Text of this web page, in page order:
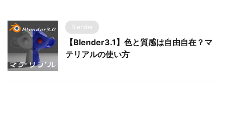
Blender
【Blender3.1】色と質感は自由自在？マ
テリアルの使い方